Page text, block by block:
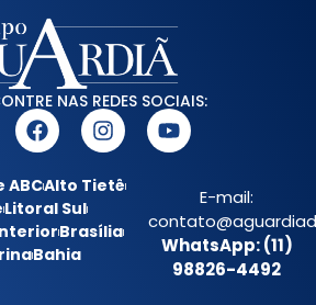
NAS REDES SOCIAIS:
ABCAlto Tietê
Litoral Sul
Brasília
Bahia
E-mail:
WhatsApp: (11)
98826-4492